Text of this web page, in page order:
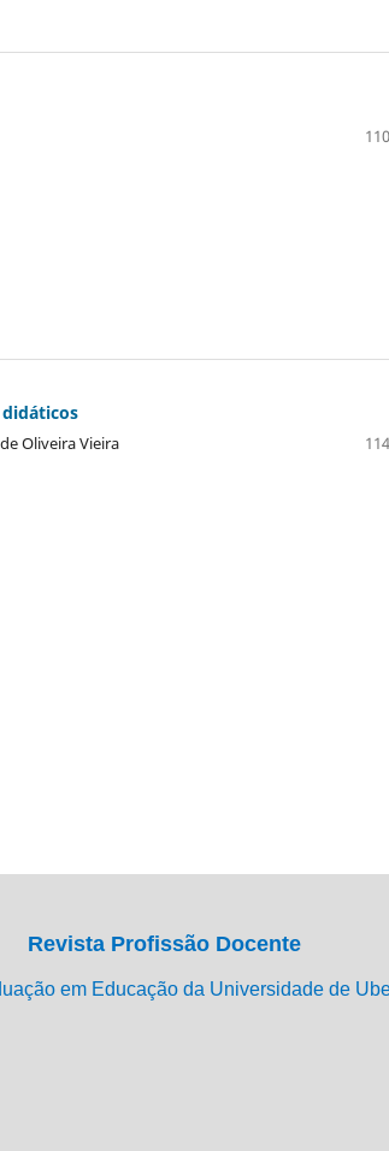
Oliveira Vieira
Revista Profissão Docente
em Educação da Universidade de